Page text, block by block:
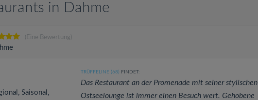
in Dahme
(Eine Bewertung)
Saisonal,
TRÜFFELINE (68) FINDET:
Das Restaurant an der Promenade mit seiner stylischen
Ostseelounge ist immer einen Besuch wert. Gehobene